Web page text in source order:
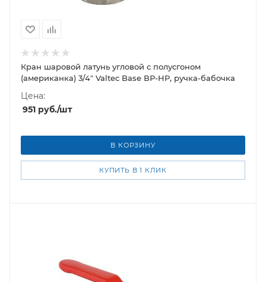
Кран шаровой латунь угловой с полусгоном
(американка) 3/4" Valtec Base ВР-НР, ручка-бабочка
Цена:
951 руб./шт
В КОРЗИНУ
КУПИТЬ В 1 КЛИК